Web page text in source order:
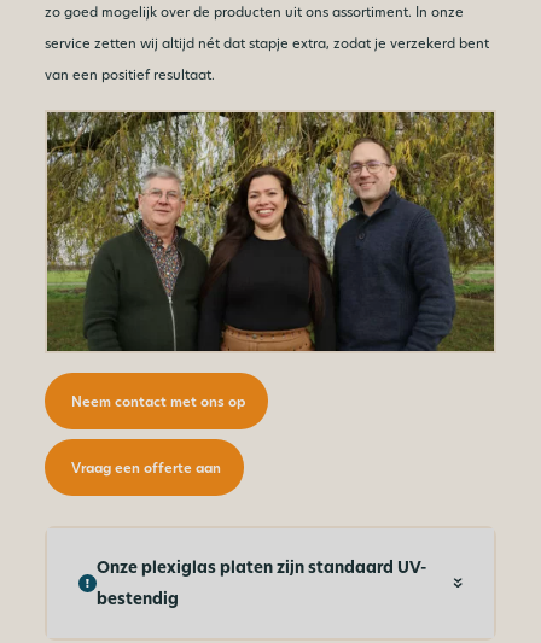
zo goed mogelijk over de producten uit ons assortiment. In onze
service zetten wij altijd nét dat stapje extra, zodat je verzekerd bent
van een positief resultaat.
Neem contact met ons op
Vraag een offerte aan
Onze plexiglas platen zijn standaard UV-
bestendig